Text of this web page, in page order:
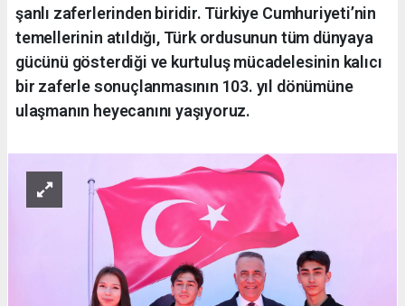
şanlı zaferlerinden biridir. Türkiye Cumhuriyeti’nin
temellerinin atıldığı, Türk ordusunun tüm dünyaya
gücünü gösterdiği ve kurtuluş mücadelesinin kalıcı
bir zaferle sonuçlanmasının 103. yıl dönümüne
ulaşmanın heyecanını yaşıyoruz.